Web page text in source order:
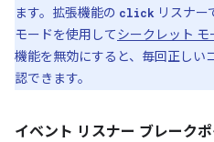
ます。拡張機能の click リスナ
モードを使用してシークレット
機能を無効にすると、毎回正しい
認できます。
イベント リスナー ブレーク